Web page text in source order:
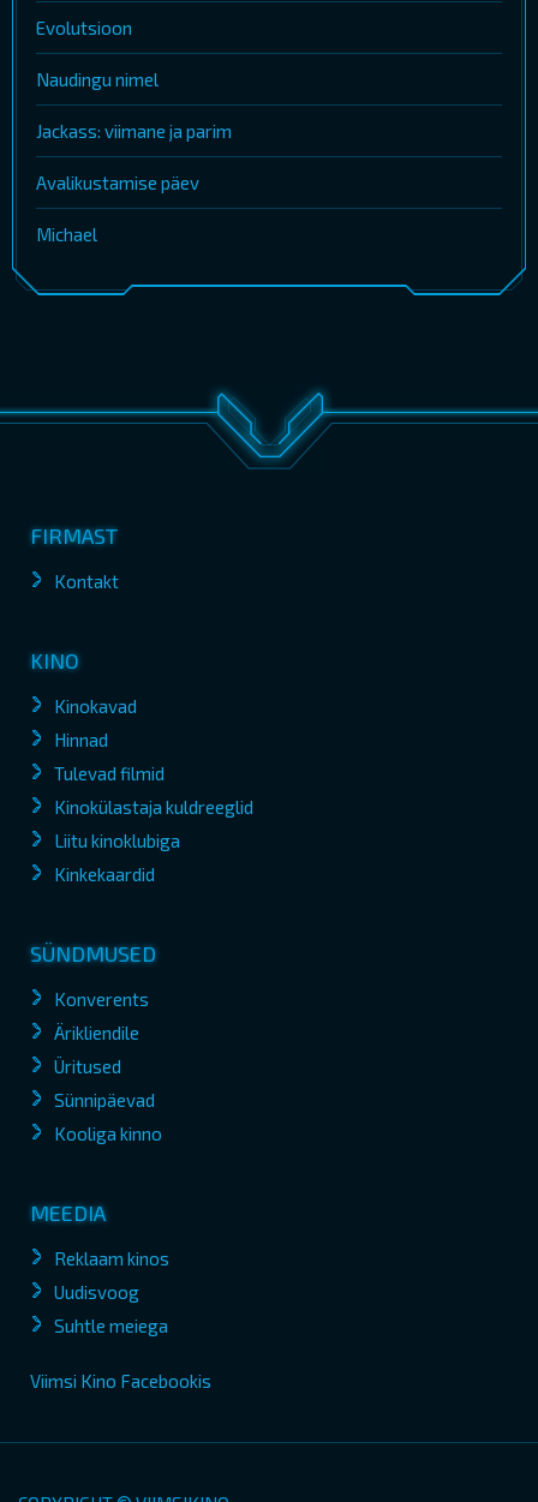
Evolutsioon
Naudingu nimel
Jackass: viimane ja parim
Avalikustamise päev
Michael
FIRMAST
Kontakt
KINO
Kinokavad
Hinnad
Tulevad filmid
Kinokülastaja kuldreeglid
Liitu kinoklubiga
Kinkekaardid
SÜNDMUSED
Konverents
Ärikliendile
Üritused
Sünnipäevad
Kooliga kinno
MEEDIA
Reklaam kinos
Uudisvoog
Suhtle meiega
Viimsi Kino Facebookis